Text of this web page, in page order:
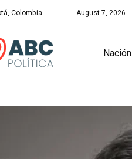
Colombia August 7, 2026
Nación